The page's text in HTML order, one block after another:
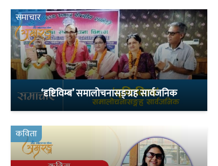
समाचार
‘दृष्टिविम्ब’ समालोचनासङ्ग्रह सार्वजनिक
कविता